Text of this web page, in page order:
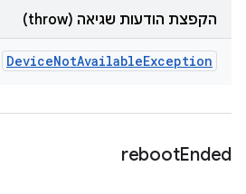
הקפצת הודעות שגיאה (throw)
DeviceNotAvailableException
rebootEnded